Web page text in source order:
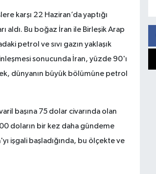
karşı 22 Haziran’da yaptığı
aldı. Bu boğaz İran ile Birleşik Arap
petrol ve sıvı gazın yaklaşık
sonucunda İran, yüzde 90'ı
dünyanın büyük bölümüne petrol
başına 75 dolar civarında olan
doların bir kez daha gündeme
işgali başladığında, bu ölçekte ve